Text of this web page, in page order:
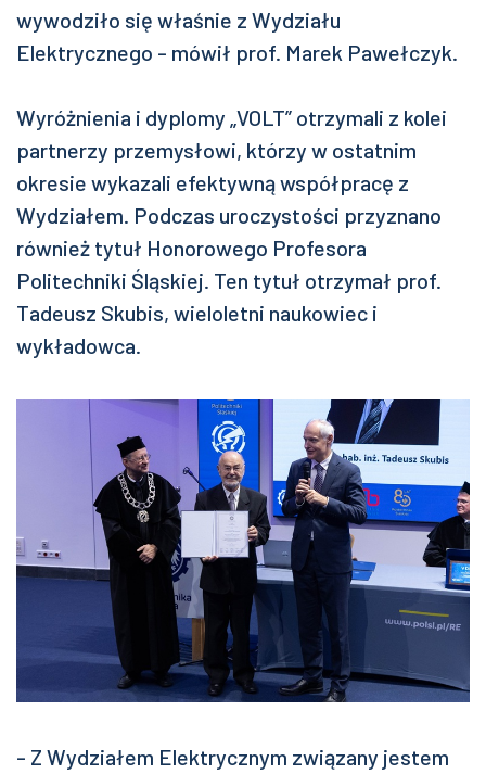
wywodziło się właśnie z Wydziału
Elektrycznego - mówił prof. Marek Pawełczyk.
Wyróżnienia i dyplomy „VOLT” otrzymali z kolei
partnerzy przemysłowi, którzy w ostatnim
okresie wykazali efektywną współpracę z
Wydziałem. Podczas uroczystości przyznano
również tytuł Honorowego Profesora
Politechniki Śląskiej. Ten tytuł otrzymał prof.
Tadeusz Skubis, wieloletni naukowiec i
wykładowca.
- Z Wydziałem Elektrycznym związany jestem